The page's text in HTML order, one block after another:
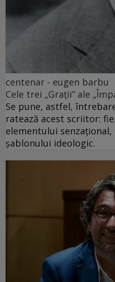
centenar - eugen barbu
Cele trei „Grații” ale
Se pune, astfel,
ratează acest scriitor:
elementului
șablonului ideologic.